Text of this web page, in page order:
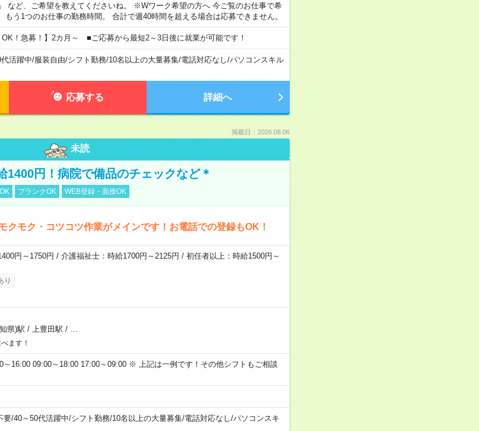
など、ご希望を教えてくださいね。 ※Wワーク希望の方へ 今ご覧のお仕事で希
もう1つのお仕事の勤務時間。 合計で週40時間を超える場合は応募できません。
OK！急募！】2カ月～ ■ご応募から最短2～3日後に就業が可能です！
活躍中/服装自由/シフト勤務/10名以上の大量募集/電話対応なし/パソコンスキル
応募する 詳細へ
掲載日：2026.08.06
未読
1400円！病院で備品のチェックなど＊
ブランクOK WEB登録・面接OK
クモク・コツコツ作業がメインです！お電話での登録もOK！
円～1750円 / 介護福祉士：時給1700円～2125円 / 初任者以上：時給1500円～
り
県)駅 / 上豊田駅 /
ます！
～16:00 09:00～18:00 17:00～09:00 ※ 上記は一例です！その他シフトもご相談
要/40～50代活躍中/シフト勤務/10名以上の大量募集/電話対応なし/パソコンスキ